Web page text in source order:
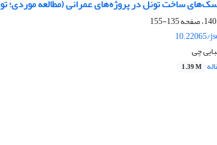
ساخت تونل در پروژه‌های عمرانی (مطالعه موردی؛
135-155
10.22065/
چی
1.39 M